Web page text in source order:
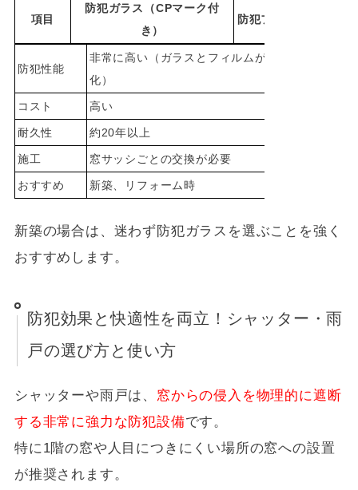
項目
防犯ガラス（CPマーク付
き）
防犯フィルム（CPマ
防犯性能
非常に高い（ガラスとフィルムが一体
化）
コスト 高い
耐久性 約20年以上
施工 窓サッシごとの交換が必要
おすすめ 新築、リフォーム時
新築の場合は、迷わず防犯ガラスを選ぶことを強く
おすすめします。
防犯効果と快適性を両立！シャッター・雨
戸の選び方と使い方
シャッターや雨戸は、 窓からの侵入を物理的に遮断
する非常に強力な防犯設備です。
特に1階の窓や人目につきにくい場所の窓への設置
が推奨されます。